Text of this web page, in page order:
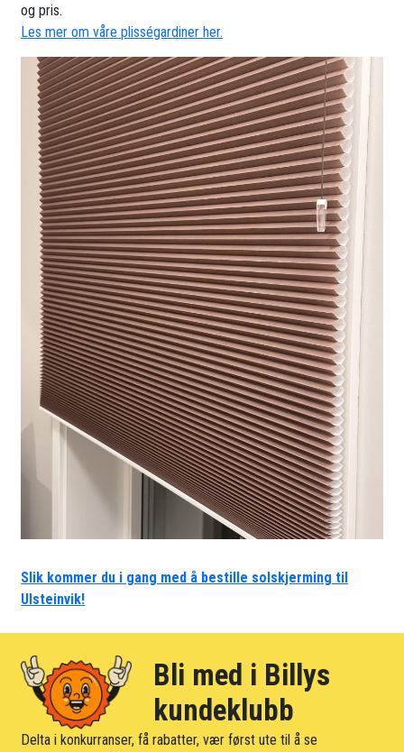
og pris.
Les mer om våre plisségardiner her.
Slik kommer du i gang med å bestille solskjerming til
Ulsteinvik!
Bli med i Billys
kundeklubb
Delta i konkurranser, få rabatter, vær først ute til å se